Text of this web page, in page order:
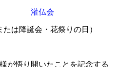
灌仏会
たは降誕会・花祭りの日）
が悟り開いたことを記念する